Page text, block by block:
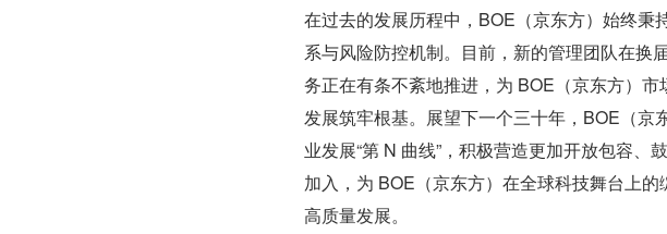
在过去的发展历程中，BOE（京东方）始终
系与风险防控机制。目前，新的管理团队在换
务正在有条不紊地推进，为 BOE（京东方）
发展筑牢根基。展望下一个三十年，BOE（京
业发展“第 N 曲线”，积极营造更加开放包容
加入，为 BOE（京东方）在全球科技舞台上
高质量发展。